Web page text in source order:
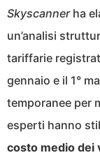
Skyscannerha
un’analisi
tariffarie
gennaio e il 1°
temporanee per
esperti hanno
costo medio dei